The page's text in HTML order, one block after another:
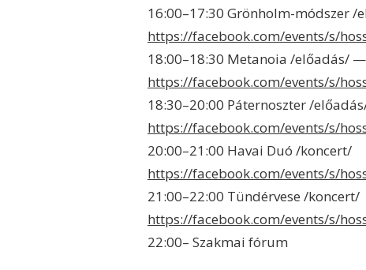
16:00–17:30 Grönholm-módszer /
https://facebook.com/events/s/
18:00–18:30 Metanoia /előadás/
https://facebook.com/events/s/
18:30–20:00 Páternoszter /
https://facebook.com/events/s/
20:00–21:00 Havai Duó /koncert/
https://facebook.com/events/s/
21:00–22:00 Tündérvese /koncert/
https://facebook.com/events/s/
22:00– Szakmai fórum